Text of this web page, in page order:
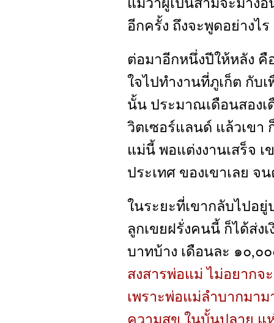
อีกครั้ง ถึงจะพูดอย่างไ
ต่อมาอีกหนึ่งปีให้หลัง
ใจไปทำงานที่ภูเก็ต กับ
นั้น ประมาณเดือนสอง
วิตเซอร์แลนด์ แล้วเขา
แม่นี้ พอแต่งงานเสร็จ
ประเทศ ของเขาเลย จ
ในระยะที่เขากลับไปอยู่
ลูกเขยฝรั่งคนนี้ ก็ได้ส่ง
บาทบ้าง เดือนละ ๑๐,๐
สงสารพ่อแม่ ไม่อยากจ
เพราะพ่อแม่ลำบากมา
ความสุข ในบั้นปลาย แ